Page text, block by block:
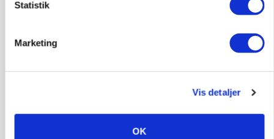
Statistik
Marketing
Vis detaljer
OK